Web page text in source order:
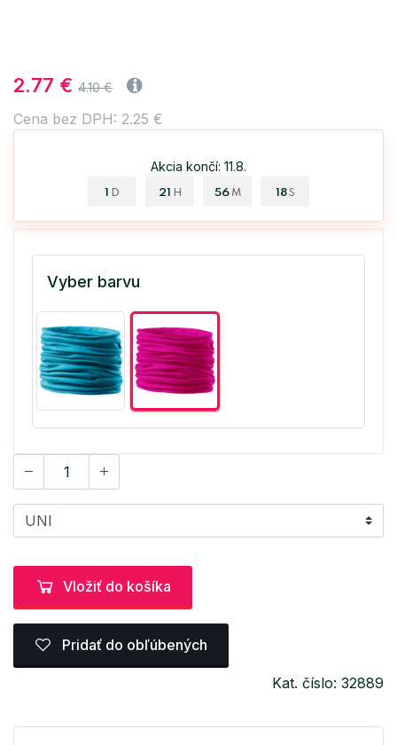
2.77 € 4.10 €
Cena bez DPH: 2.25 €
Akcia končí: 11.8.
1 D 21 H 56 M 17S
Vyber barvu
Vložiť do košíka
Pridať do obľúbených
Kat. číslo: 32889